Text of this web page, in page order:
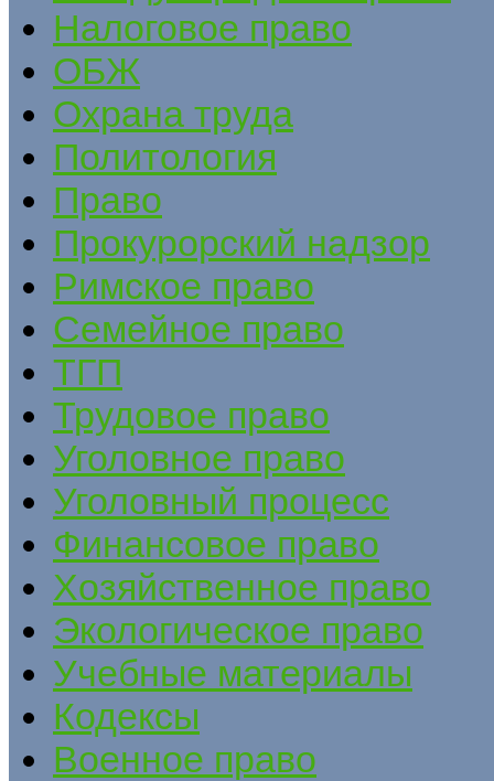
Налоговое право
ОБЖ
Охрана труда
Политология
Право
Прокурорский надзор
Римское право
Семейное право
ТГП
Трудовое право
Уголовное право
Уголовный процесс
Финансовое право
Хозяйственное право
Экологическое право
Учебные материалы
Кодексы
Военное право